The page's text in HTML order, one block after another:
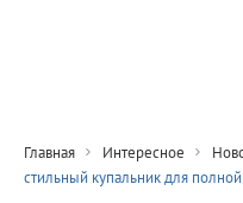
Главная Интересное
стильный купальник для